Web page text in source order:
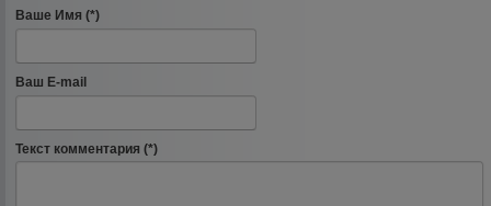
Ваше Имя (*)
Ваш E-mail
Текст комментария (*)